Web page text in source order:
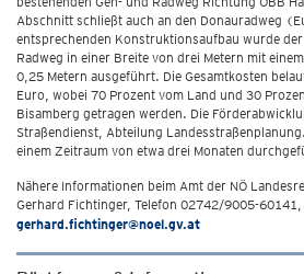
Abschnitt schließt auch an den Donauradweg
entsprechenden Konstruktionsaufbau wurde
Radweg in einer Breite von drei Metern mit
0,25 Metern ausgeführt. Die Gesamtkosten
Euro, wobei 70 Prozent vom Land und 30
Bisamberg getragen werden. Die
Straßendienst, Abteilung
einem Zeitraum von etwa drei Monaten
Nähere Informationen beim Amt der NÖ
Gerhard Fichtinger, Telefon 02742/9005-60141,
gerhard.fichtinger@noel.gv.at